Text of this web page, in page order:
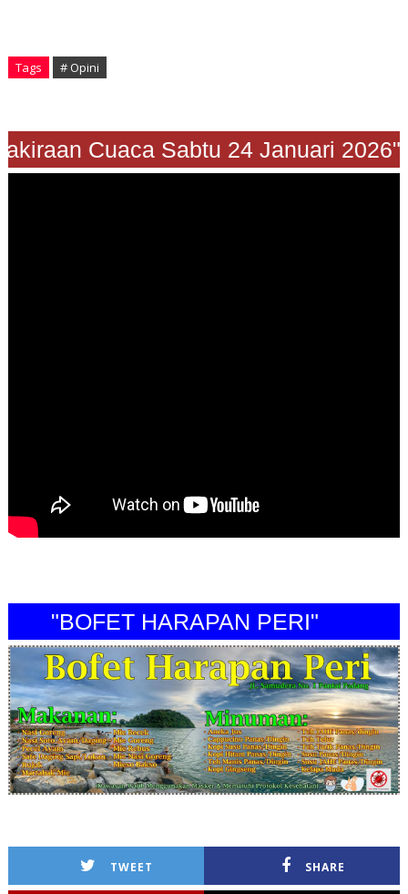
Tags # Opini
"Prakiraan Cuaca Sabtu 24 Januari
"BOFET HARAPAN PERI"
TWEET SHARE